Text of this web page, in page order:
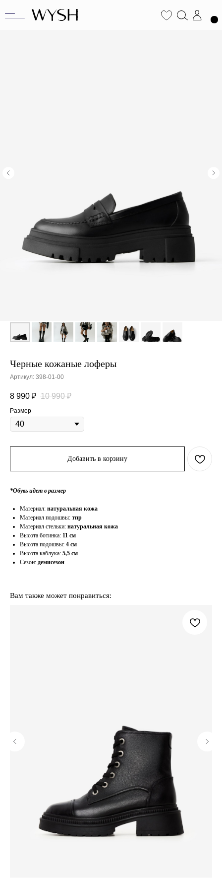
Черные кожаные лоферы
Артикул: 398-01-00
8 990 ₽ 10 990 ₽
Размер
Добавить в корзину
*Обувь идет в размер
Материал: натуральная кожа
Материал подошвы: тпр
Материал стельки: натуральная кожа
Высота ботинка: 11 см
Высота подошвы: 4 см
Высота каблука: 5,5 см
Сезон: демисезон
Вам также может понравиться: